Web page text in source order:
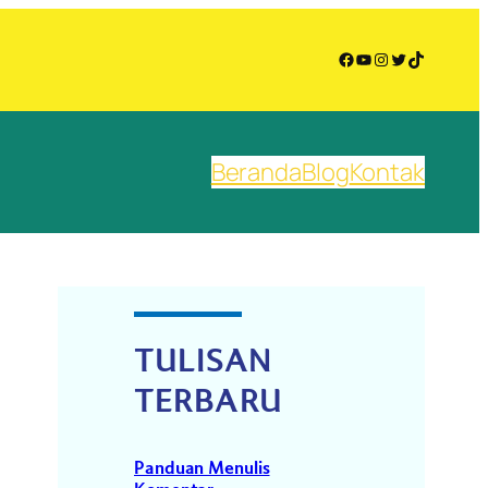
Facebook
YouTube
Instagram
Twitter
TikTok
BerandaBlogKontak
TULISAN
TERBARU
Panduan Menulis